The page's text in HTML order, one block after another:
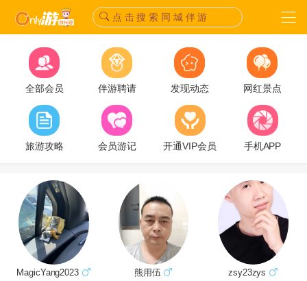
点 击 搜 索 同 城 伴 游
全部会员 伴游聘请 发现动态 网红景点
旅游攻略 会员游记 开通VIP会员 手机APP
MagicYang2023 熊用伍 zsy23zys